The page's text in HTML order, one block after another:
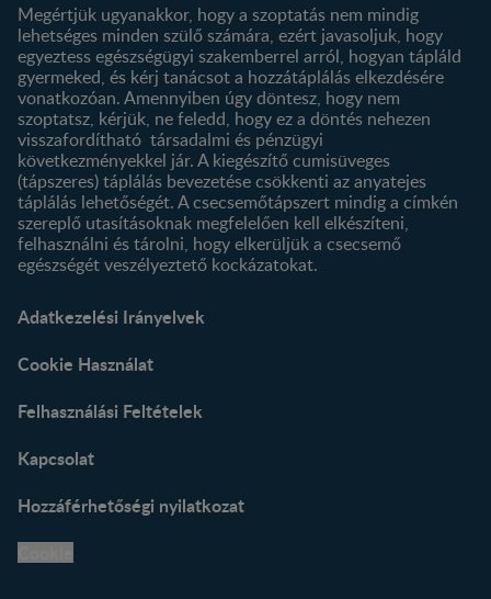
Megértjük ugyanakkor, hogy a szoptatás nem mindig
lehetséges minden szülő számára, ezért javasoljuk, hogy
egyeztess egészségügyi szakemberrel arról, hogyan tápláld
gyermeked, és kérj tanácsot a hozzátáplálás elkezdésére
vonatkozóan. Amennyiben úgy döntesz, hogy nem
szoptatsz, kérjük, ne feledd, hogy ez a döntés nehezen
visszafordítható társadalmi és pénzügyi
következményekkel jár. A kiegészítő cumisüveges
(tápszeres) táplálás bevezetése csökkenti az anyatejes
táplálás lehetőségét. A csecsemőtápszert mindig a címkén
szereplő utasításoknak megfelelően kell elkészíteni,
felhasználni és tárolni, hogy elkerüljük a csecsemő
egészségét veszélyeztető kockázatokat.
Adatkezelési Irányelvek
Cookie Használat
Felhasználási Feltételek
Kapcsolat
Hozzáférhetőségi nyilatkozat